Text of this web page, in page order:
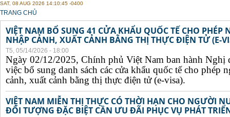
SAT, 08 AUG 2026 14:10:45 -0400
YOU ARE HERE
TRANG CHỦ
VIỆT NAM BỔ SUNG 41 CỬA KHẨU QUỐC TẾ CHO
NHẬP CẢNH, XUẤT CẢNH BẰNG THỊ THỰC ĐIỆN TỬ (E-
T5, 05/14/2026 - 18:00
Ngày 02/12/2025, Chính phủ Việt Nam ban hành Nghị
việc bổ sung danh sách các cửa khẩu quốc tế cho phép
cảnh, xuất cảnh bằng thị thực điện tử (e-visa).
VIỆT NAM MIỄN THỊ THỰC CÓ THỜI HẠN CHO NGƯỜI
ĐỐI TƯỢNG ĐẶC BIỆT CẦN ƯU ĐÃI PHỤC VỤ PHÁT